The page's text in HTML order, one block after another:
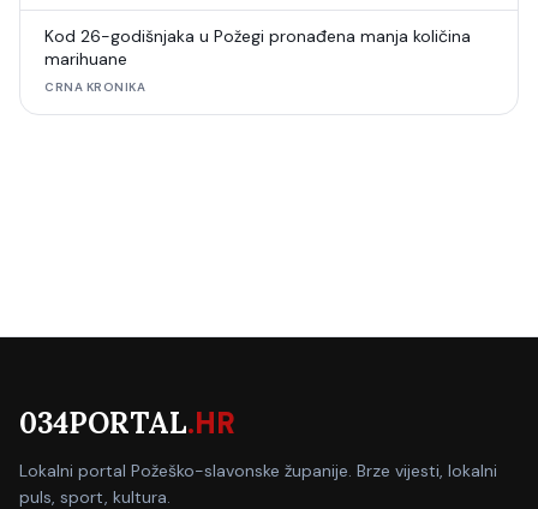
Kod 26-godišnjaka u Požegi pronađena manja količina
marihuane
CRNA KRONIKA
034PORTAL.HR
Lokalni portal Požeško-slavonske županije. Brze vijesti, lokalni
puls, sport, kultura.